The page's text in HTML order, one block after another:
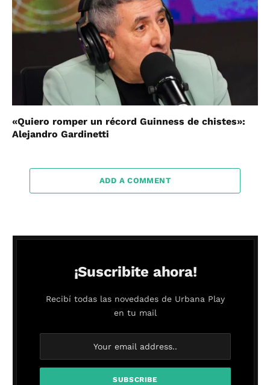
«Quiero romper un récord Guinness de chistes»:
Alejandro Gardinetti
ADD A COMMENT
¡Suscribite ahora!
Recibí todas las novedades de Urbana Play
en tu mail